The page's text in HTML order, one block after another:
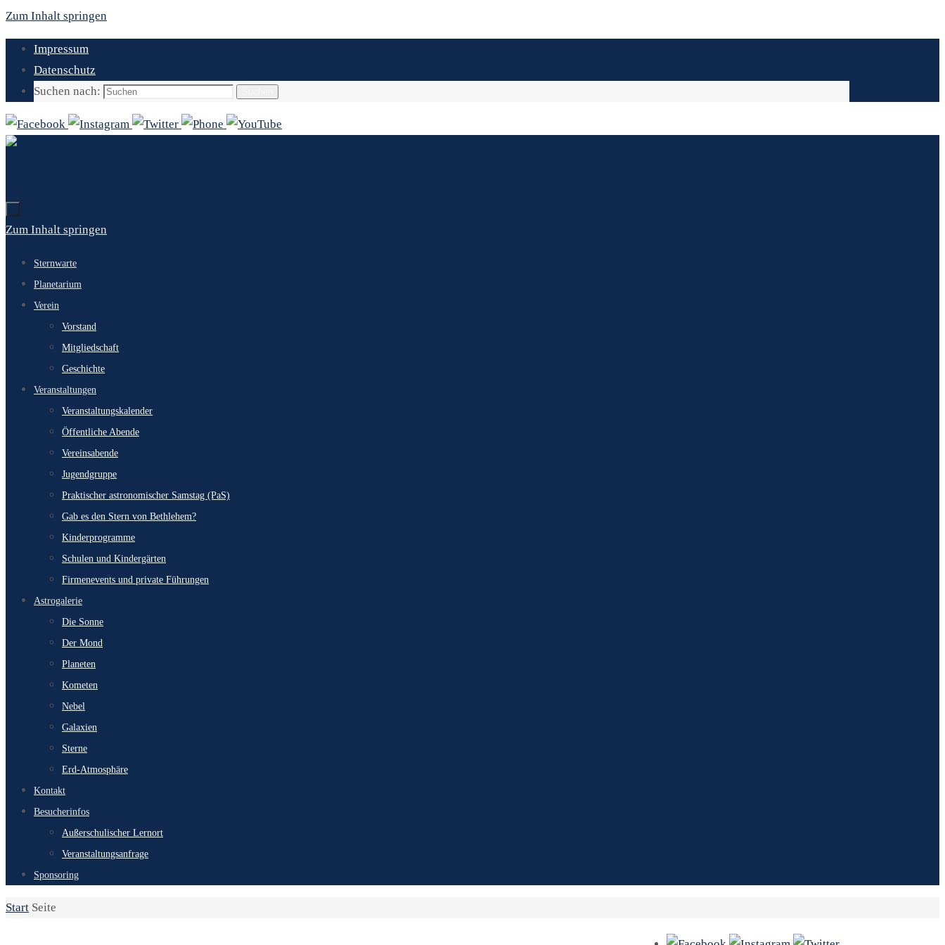
Zum Inhalt springen
Impressum
Datenschutz
Suchen nach:
Zum Inhalt springen
Sternwarte
Planetarium
Verein
Vorstand
Mitgliedschaft
Geschichte
Veranstaltungen
Veranstaltungskalender
Öffentliche Abende
Vereinsabende
Jugendgruppe
Praktischer astronomischer Samstag (PaS)
Gab es den Stern von Bethlehem?
Kinderprogramme
Schulen und Kindergärten
Firmenevents und private Führungen
Astrogalerie
Die Sonne
Der Mond
Planeten
Kometen
Nebel
Galaxien
Sterne
Erd-Atmosphäre
Kontakt
Besucherinfos
Außerschulischer Lernort
Veranstaltungsanfrage
Sponsoring
Start Seite